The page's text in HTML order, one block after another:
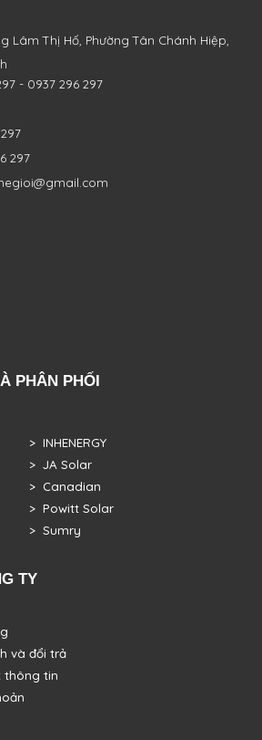
Lâm Thị Hố, PhườngTân Chánh Hiệp,
- 0937 296 297
297
PHÂN PHỐI
> INHENERGY
> JA Solar
> Canadian
> Powitt Solar
> Sumry
TY
và đổi trả
thông tin